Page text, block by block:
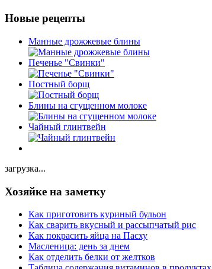
Новые рецепты
Манные дрожжевые блины
Печенье "Свинки"
Постный борщ
Блины на сгущенном молоке
Чайный глинтвейн
загрузка...
Хозяйке на заметку
Как приготовить куриный бульон
Как сварить вкусный и рассыпчатый рис
Как покрасить яйца на Пасху
Масленица: день за днем
Как отделить белки от желтков